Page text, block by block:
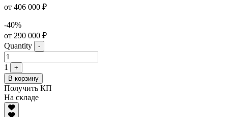
от 406 000 ₽
-40%
от 290 000 ₽
Quantity
-
1
+
В корзину
Получить КП
На складе